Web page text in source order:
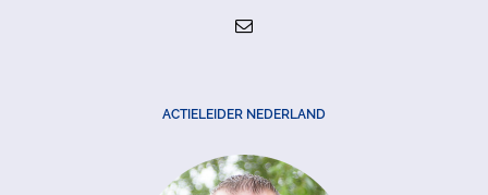
ACTIELEIDER NEDERLAND